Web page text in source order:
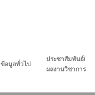
ข้อมูลทั่วไป
ประชาสัมพันธ์/
ผลงานวิชาการ